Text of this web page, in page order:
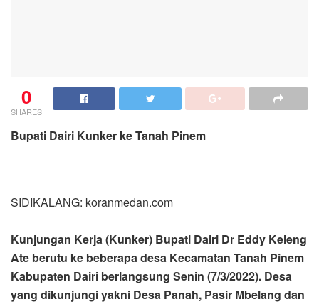
0
SHARES
Bupati Dairi Kunker ke Tanah Pinem
SIDIKALANG: koranmedan.com
Kunjungan Kerja (Kunker) Bupati Dairi Dr Eddy Keleng
Ate berutu ke beberapa desa Kecamatan Tanah Pinem
Kabupaten Dairi berlangsung Senin (7/3/2022). Desa
yang dikunjungi yakni Desa Panah, Pasir Mbelang dan